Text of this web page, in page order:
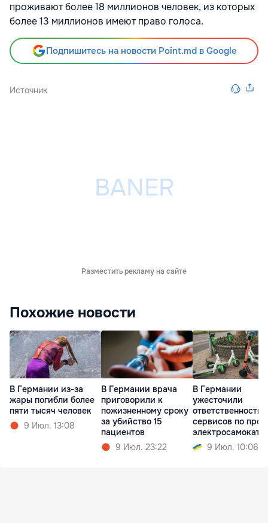
проживают более 18 миллионов человек, из которых
более 13 миллионов имеют право голоса.
Подпишитесь на новости Point.md в Google
Источник
Разместить рекламу на сайте
Похожие новости
В Германии из-за
жары погибли более
пяти тысяч человек
9 Июл. 13:08
В Германии врача
приговорили к
пожизненному сроку
за убийство 15
пациентов
9 Июл. 23:22
В Германии
ужесточили
ответственность
сервисов по
9 Июл. 10:06